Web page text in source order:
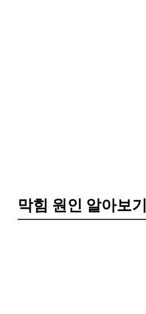
막힘 원인 알아보기